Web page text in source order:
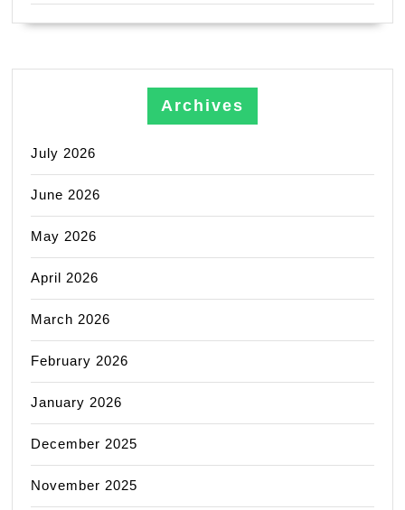
Archives
July 2026
June 2026
May 2026
April 2026
March 2026
February 2026
January 2026
December 2025
November 2025